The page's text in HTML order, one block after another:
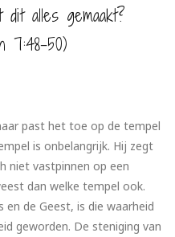
alles gemaakt?
7:48-50)
past het toe op de tempel
is onbelangrijk. Hij zegt
niet vastpinnen op een
dan welke tempel ook.
en de Geest, is die waarheid
geworden. De steniging van